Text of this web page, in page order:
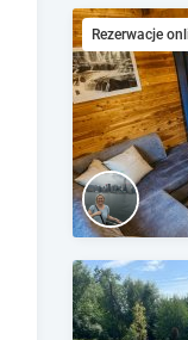
Rezerwacje